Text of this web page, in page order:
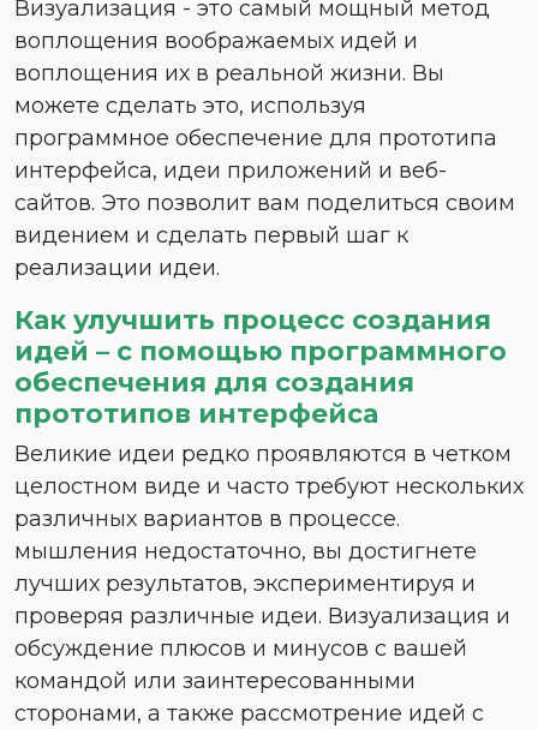
Визуализация - это самый мощный метод
воплощения воображаемых идей и
воплощения их в реальной жизни. Вы
можете сделать это, используя
программное обеспечение для прототипа
интерфейса, идеи приложений и веб-
сайтов. Это позволит вам поделиться своим
видением и сделать первый шаг к
реализации идеи.
Как улучшить процесс создания
идей – с помощью программного
обеспечения для создания
прототипов интерфейса
Великие идеи редко проявляются в четком
целостном виде и часто требуют нескольких
различных вариантов в процессе.
мышления недостаточно, вы достигнете
лучших результатов, экспериментируя и
проверяя различные идеи. Визуализация и
обсуждение плюсов и минусов с вашей
командой или заинтересованными
сторонами, а также рассмотрение идей с